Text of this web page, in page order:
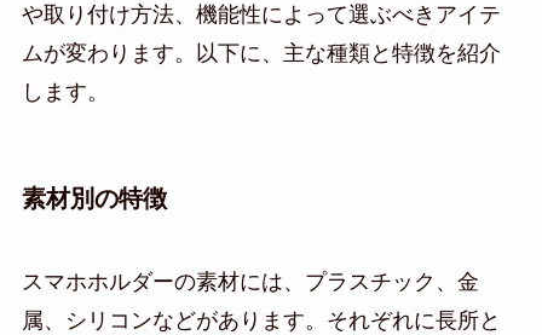
や取り付け方法、機能性によって選ぶべきアイテ
ムが変わります。以下に、主な種類と特徴を紹介
します。
素材別の特徴
スマホホルダーの素材には、プラスチック、金
属、シリコンなどがあります。それぞれに長所と